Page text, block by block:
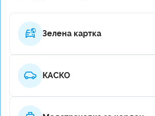
Зелена картка
КАСКО